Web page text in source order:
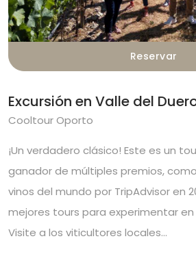
Reservar
Excursión en Valle del
Cooltour Oporto
¡Un verdadero clásico! Este es un
ganador de múltiples premios,
vinos del mundo por TripAdvisor en
mejores tours para experimentar
Visite a los viticultores locales…